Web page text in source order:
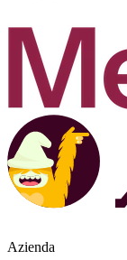
Azienda